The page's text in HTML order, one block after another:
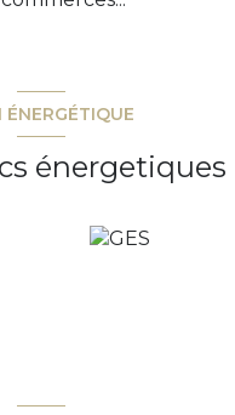
ÉNERGÉTIQUE
énergetiques